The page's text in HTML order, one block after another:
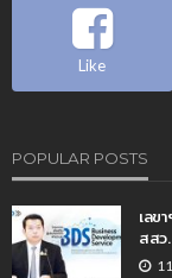
Like
POPULAR POSTS
เลข
สสว.